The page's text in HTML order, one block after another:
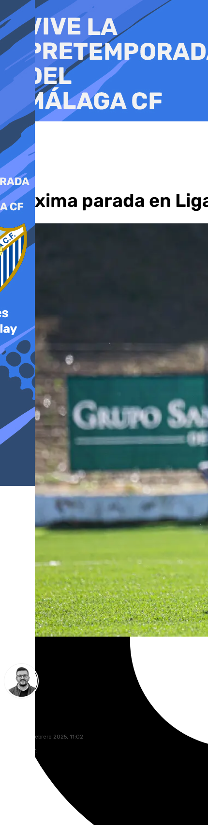
al
contenido
Próxima parada en
viernes, 21 febrero 2025, 11:02
Compartir: